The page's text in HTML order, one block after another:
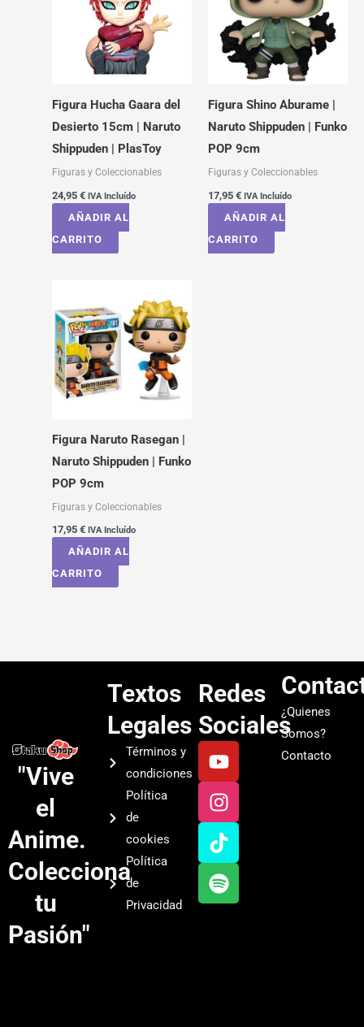
Figura Hucha Gaara del
Desierto 15cm | Naruto
Shippuden | PlasToy
Figuras y Coleccionables
24,95 € IVA Incluído
AÑADIR AL
CARRITO
Figura Shino Aburame |
Naruto Shippuden | Funko
POP 9cm
Figuras y Coleccionables
17,95 € IVA Incluído
AÑADIR AL
CARRITO
Figura Naruto Rasegan |
Naruto Shippuden | Funko
POP 9cm
Figuras y Coleccionables
17,95 € IVA Incluído
AÑADIR AL
CARRITO
"Vive
el
Anime.
Colecciona
tu
Pasión"
Textos
Legales
Términos y
condiciones
Política
de
cookies
Política
de
Privacidad
Redes
Sociales
Y
o
u
t
u
b
e
I
n
s
t
a
g
r
a
T
i
k
t
o
k
S
p
o
t
i
f
y
¿Quienes
Somos?
Contacto